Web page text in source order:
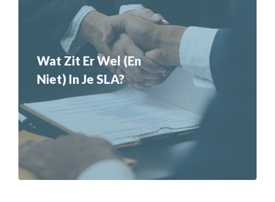
Wat Zit Er Wel (en
Niet) In Je SLA?